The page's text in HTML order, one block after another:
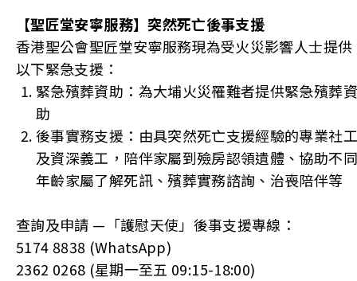
【聖匠堂安寧服務】突然死亡後事支援
香港聖公會聖匠堂安寧服務現為受火災影響人士提供
以下緊急支援：
緊急殯葬資助：為大埔火災罹難者提供緊急殯葬資
助
後事實務支援：由具突然死亡支援經驗的專業社工
及資深義工，陪伴家屬到殮房認領遺體、協助不同
年齡家屬了解死訊、殯葬實務諮詢、治喪陪伴等
查詢及申請 —「護慰天使」後事支援專線：
5174 8838 (WhatsApp)
2362 0268 (星期一至五 09:15-18:00)